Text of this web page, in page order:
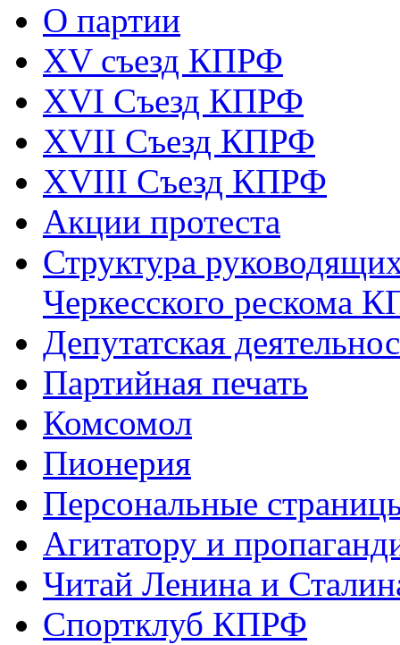
О партии
XV съезд КПРФ
XVI Съезд КПРФ
XVII Cъезд КПРФ
XVIII Cъезд КПРФ
Акции протеста
Структура
Черкесского рескома
Депутатская
Партийная печать
Комсомол
Пионерия
Персональные
Агитатору и
Читай Ленина и
Спортклуб КПРФ